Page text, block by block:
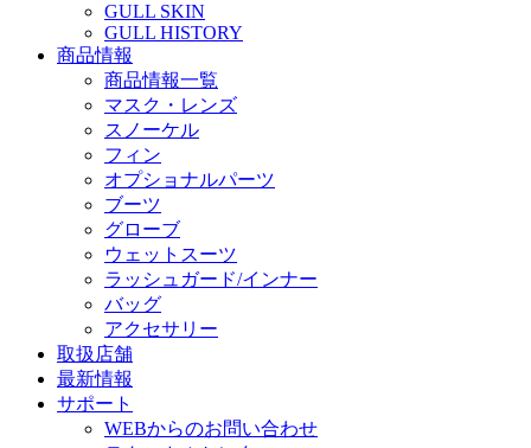
GULL SKIN
GULL HISTORY
商品情報
商品情報一覧
マスク・レンズ
スノーケル
フィン
オプショナルパーツ
ブーツ
グローブ
ウェットスーツ
ラッシュガード/インナー
バッグ
アクセサリー
取扱店舗
最新情報
サポート
WEBからのお問い合わせ